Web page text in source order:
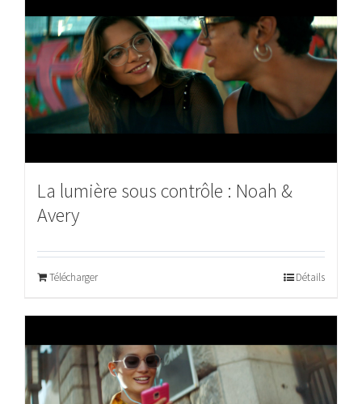
La lumière sous contrôle : Noah &
Avery
Télécharger Détails